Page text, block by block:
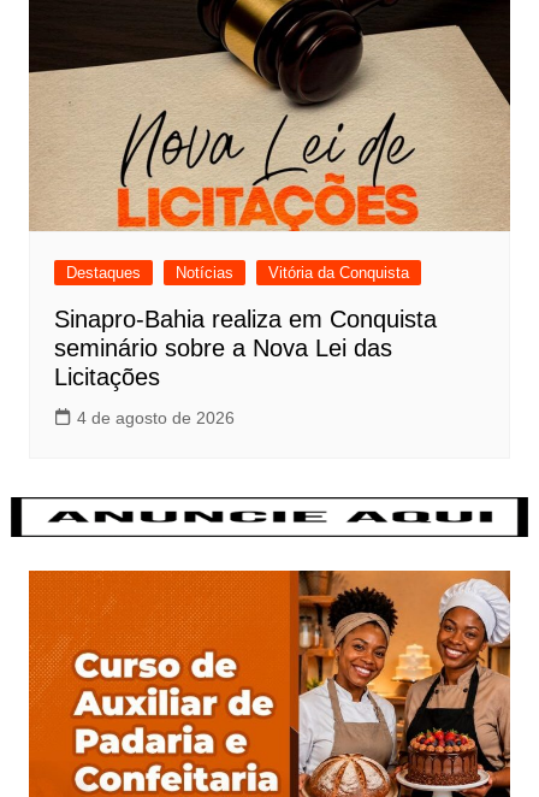
Destaques Notícias Vitória da Conquista
Sinapro-Bahia realiza em Conquista
seminário sobre a Nova Lei das
Licitações
4 de agosto de 2026